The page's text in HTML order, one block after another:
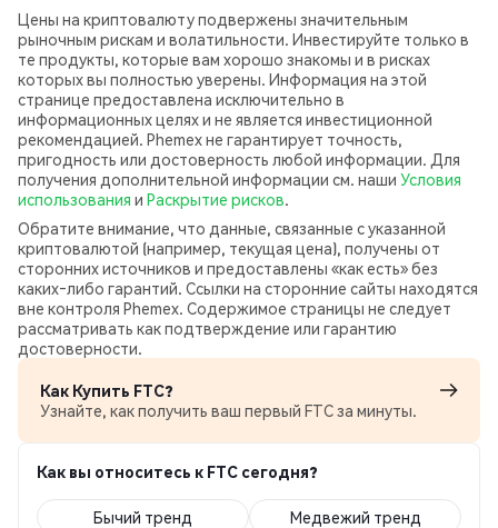
Цены на криптовалюту подвержены значительным
рыночным рискам и волатильности. Инвестируйте только в
те продукты, которые вам хорошо знакомы и в рисках
которых вы полностью уверены. Информация на этой
странице предоставлена исключительно в
информационных целях и не является инвестиционной
рекомендацией. Phemex не гарантирует точность,
пригодность или достоверность любой информации. Для
получения дополнительной информации см. наши Условия
использования и Раскрытие рисков.
Обратите внимание, что данные, связанные с указанной
криптовалютой (например, текущая цена), получены от
сторонних источников и предоставлены «как есть» без
каких‑либо гарантий. Ссылки на сторонние сайты находятся
вне контроля Phemex. Содержимое страницы не следует
рассматривать как подтверждение или гарантию
достоверности.
Как Купить FTC?
Узнайте, как получить ваш первый FTC за минуты.
Как вы относитесь к FTC сегодня?
Бычий тренд Медвежий тренд